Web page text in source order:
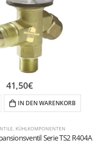
KÜHLKOMPONENTEN
Serie TS2 R404A
41,50€
IN DEN WARENKORB